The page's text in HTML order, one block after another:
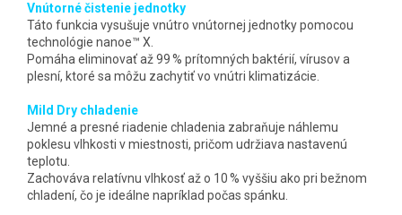
Vnútorné čistenie jednotky
Táto funkcia vysušuje vnútro vnútornej jednotky pomocou
technológie nanoe™ X.
Pomáha eliminovať až 99 % prítomných baktérií, vírusov a
plesní, ktoré sa môžu zachytiť vo vnútri klimatizácie.
Mild Dry chladenie
Jemné a presné riadenie chladenia zabraňuje náhlemu
poklesu vlhkosti v miestnosti, pričom udržiava nastavenú
teplotu.
Zachováva relatívnu vlhkosť až o 10 % vyššiu ako pri bežnom
chladení, čo je ideálne napríklad počas spánku.